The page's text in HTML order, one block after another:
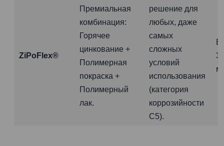
ZiPoFlex®
Премиальная
комбинация:
Горячее
цинкование +
Полимерная
покраска +
Полимерный
лак.
решение для
любых, даже
самых
сложных
условий
использования
(категория
коррозийности
C5).